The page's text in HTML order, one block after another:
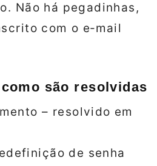
Não há pegadinhas,
com o e‑mail
são resolvidas
– resolvido em
de senha